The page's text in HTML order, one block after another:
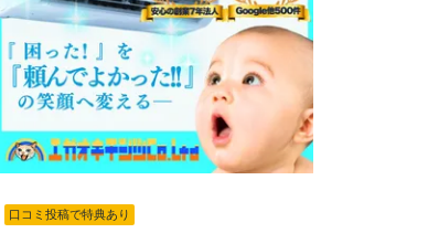
口コミ投稿で特典あり